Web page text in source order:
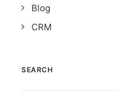
Blog
CRM
SEARCH